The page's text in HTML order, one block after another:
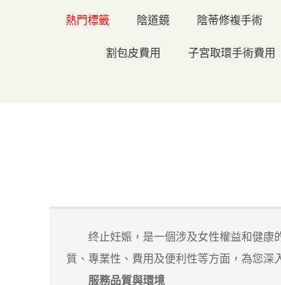
熱門標籤 陰道鏡 陰蒂修複手術
割包皮費用 子宮取環手術費用
终止妊娠，是一個涉及女性權益和健康的
質、專業性、費用及便利性等方面，為您深
服務品質與環境